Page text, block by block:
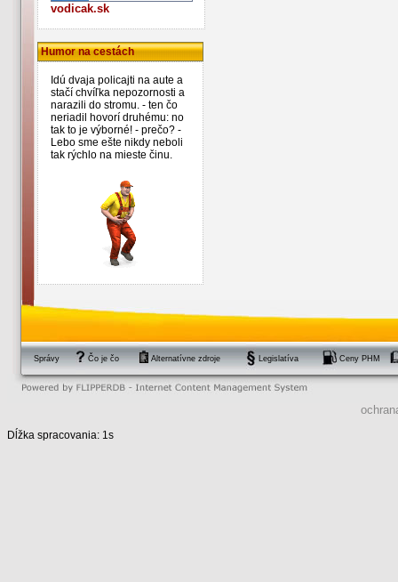
vodicak.sk
Humor na cestách
Idú dvaja policajti na aute a
stačí chvíľka nepozornosti a
narazili do stromu. - ten čo
neriadil hovorí druhému: no
tak to je výborné! - prečo? -
Lebo sme ešte nikdy neboli
tak rýchlo na mieste činu.
Správy Čo je čo Alternatívne zdroje Legislatíva Ceny PHM
Dĺžka spracovania: 1s